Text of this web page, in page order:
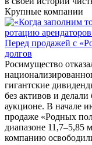
Крупные компании
Перед продажей с
долгов
Росимущество
гигантские
без активов и
аукционе. В начале
продаже «Родных
диапазоне 11,7–5,85
компанию